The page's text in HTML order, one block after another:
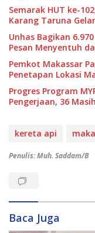
Semarak HUT ke-
Karang Taruna
Unhas Bagikan
Pesan Menyentuh
Pemkot Makassar
Penetapan Lokasi
Progres Program
Pengerjaan, 36
kereta api
Penulis: Muh. Saddam/B
Baca Juga